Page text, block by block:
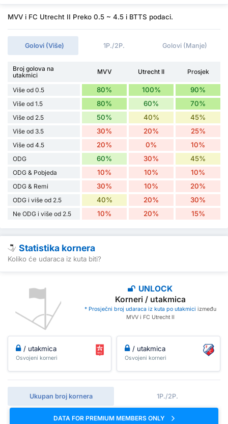
MVV i FC Utrecht II Preko 0.5 ~ 4.5 i BTTS podaci.
Golovi (Više) 1P./2P. Golovi (Manje)
Broj golova na
utakmici
MVV Utrecht II Prosjek
Više od 0.5 80% 100% 90%
Više od 1.5 80% 60% 70%
Više od 2.5 50% 40% 45%
Više od 3.5 30% 20% 25%
Više od 4.5 20% 0% 10%
ODG 60% 30% 45%
ODG & Pobjeda 10% 10% 10%
ODG & Remi 30% 10% 20%
ODG i više od 2.5 40% 20% 30%
Ne ODG i više od 2.5 10% 20% 15%
Statistika kornera
Koliko će udaraca iz kuta biti?
UNLOCK
Korneri / utakmica
* Prosječni broj udaraca iz kuta po utakmici između
MVV i FC Utrecht II
/ utakmica
Osvojeni korneri
/ utakmica
Osvojeni korneri
Ukupan broj kornera 1P./2P.
DATA FOR PREMIUM MEMBERS ONLY